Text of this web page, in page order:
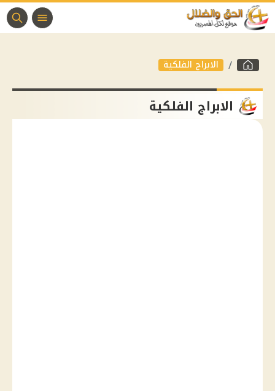
الابراج الفلكية
الابراج الفلكية